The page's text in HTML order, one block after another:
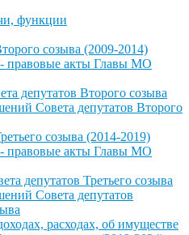
функции
созыва (2009-2014)
правовые акты Главы МО
депутатов Второго созыва
Совета депутатов Второго
созыва (2014-2019)
правовые акты Главы МО
депутатов Третьего созыва
Совета депутатов
расходах, об имуществе